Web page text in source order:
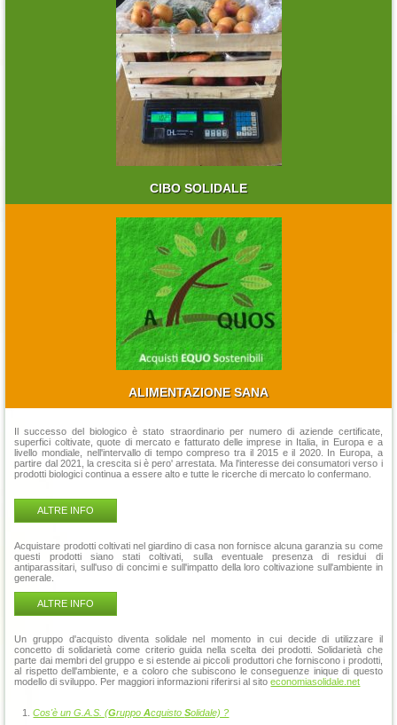
CIBO SOLIDALE
ALIMENTAZIONE SANA
Il successo del biologico è stato straordinario per numero di aziende certificate,
superfici coltivate, quote di mercato e fatturato delle imprese in Italia, in Europa e a
livello mondiale, nell'intervallo di tempo compreso tra il 2015 e il 2020. In Europa, a
partire dal 2021, la crescita si è pero' arrestata. Ma l'interesse dei consumatori verso i
prodotti biologici continua a essere alto e tutte le ricerche di mercato lo confermano.
ALTRE INFO
Acquistare prodotti coltivati nel giardino di casa non fornisce alcuna garanzia su come
questi prodotti siano stati coltivati, sulla eventuale presenza di residui di
antiparassitari, sull'uso di concimi e sull'impatto della loro coltivazione sull'ambiente in
generale.
ALTRE INFO
Un gruppo d'acquisto diventa solidale nel momento in cui decide di utilizzare il
concetto di solidarietà come criterio guida nella scelta dei prodotti. Solidarietà che
parte dai membri del gruppo e si estende ai piccoli produttori che forniscono i prodotti,
al rispetto dell'ambiente, e a coloro che subiscono le conseguenze inique di questo
modello di sviluppo. Per maggiori informazioni riferirsi al sitoeconomiasolidale.net
Cos'è un G.A.S. (GruppoAcquistoSolidale) ?